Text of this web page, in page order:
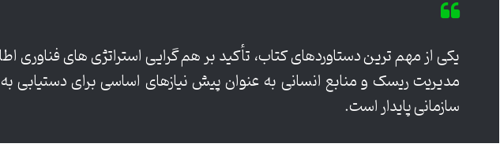
یکی از مهم ترین دستاوردهای کتاب، تأکید بر هم گرایی استراتژی های فناوری
مدیریت ریسک و منابع انسانی به عنوان پیش نیازهای اساسی برای دستیابی
سازمانی پایدار است.